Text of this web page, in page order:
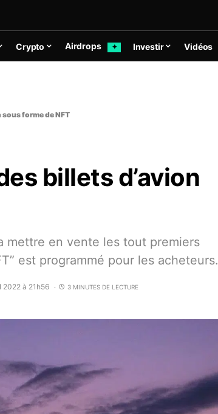
Crypto Airdrops ✦ Investir Vidéos
forme de NFT
billets d’avion
mettre en vente les tout premiers
est programmé pour les acheteurs.
2022 à 21h56 3 MINUTES DE LECTURE